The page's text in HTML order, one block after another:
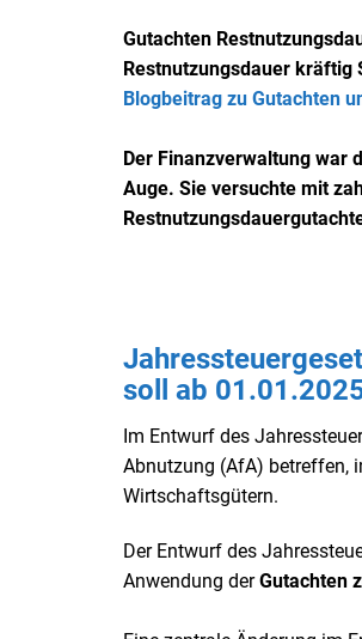
Gutachten
Restnutzungsdauer kräftig
Blogbeitrag zu Gutachten
Der Finanzverwaltung war
Auge. Sie versuchte mit
soll ab
Im Entwurf des
Abnutzung (AfA) betreffen,
Wirtschaftsgütern.
Der Entwurf des
Anwendung derGutachten